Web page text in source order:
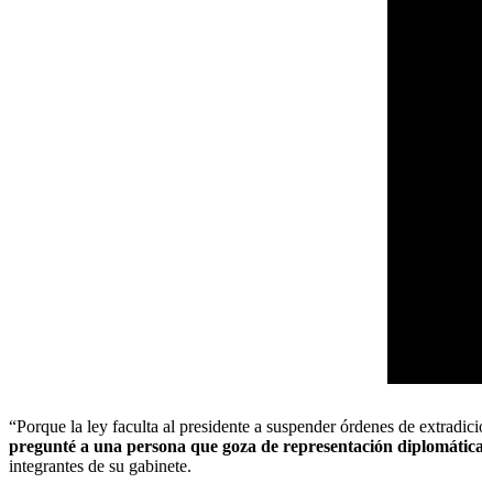
“Porque la ley faculta al presidente a suspender órdenes de
pregunté a una persona que goza de representación
integrantes de su gabinete.